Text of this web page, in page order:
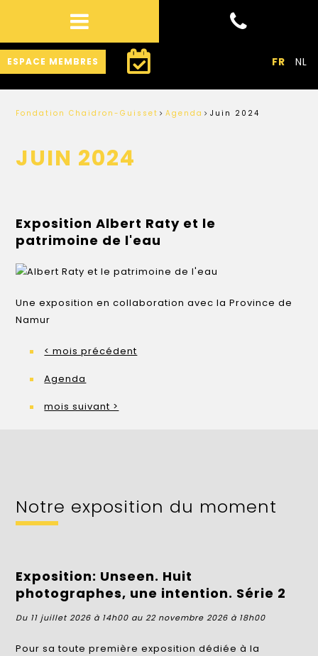
FR NL
ESPACE MEMBRES
Fondation Chaidron-Guisset Agenda Juin 2024
JUIN 2024
Exposition Albert Raty et le
patrimoine de l'eau
Une exposition en collaboration avec la Province de
Namur
< mois précédent
Agenda
mois suivant >
Notre exposition du moment
Exposition: Unseen. Huit
photographes, une intention. Série 2
Du 11 juillet 2026 à 14h00 au 22 novembre 2026 à 18h00
Pour sa toute première exposition dédiée à la